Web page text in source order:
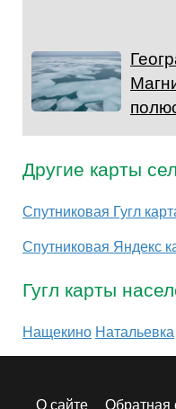
Другие карты
Спутниковая Гугл
Спутниковая Яндекс
Гугл карты
Нащекино Натальевка
О сайте Обратная